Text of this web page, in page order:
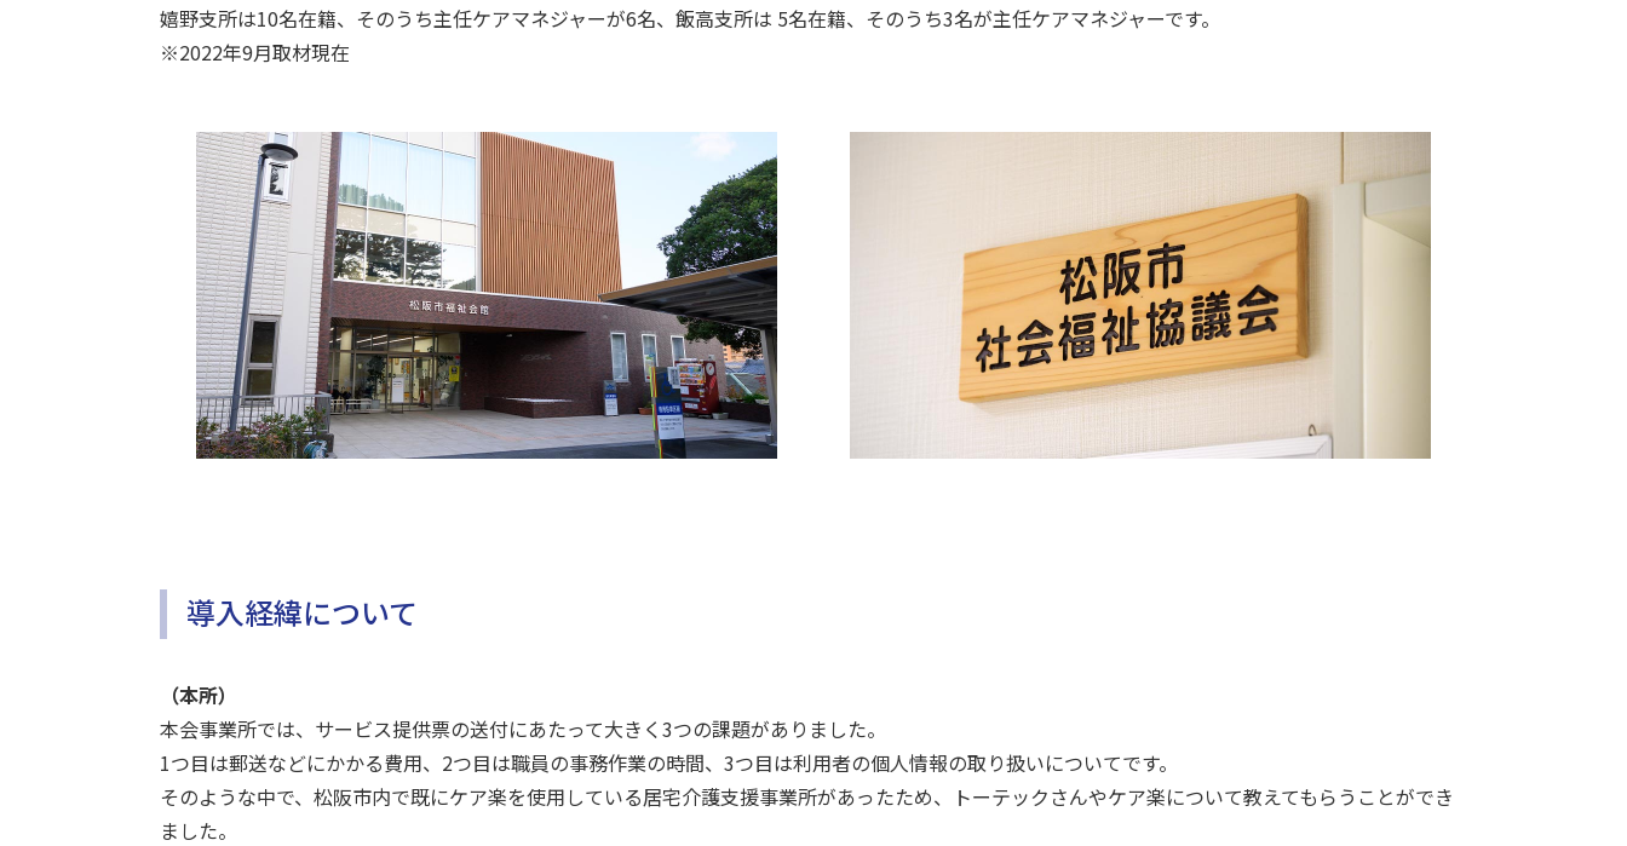
嬉野支所は10名在籍、そのうち主任ケアマネジャーが6名、飯高支所は 5名在籍、そのうち3名が主任ケアマネジャーです。
※2022年9月取材現在
導入経緯について
（本所）
本会事業所では、サービス提供票の送付にあたって大きく3つの課題がありました。
1つ目は郵送などにかかる費用、2つ目は職員の事務作業の時間、3つ目は利用者の個人情報の取り扱いについてです。
そのような中で、松阪市内で既にケア楽を使用している居宅介護支援事業所があったため、トーテックさんやケア楽について教えてもらうことができ
ました。